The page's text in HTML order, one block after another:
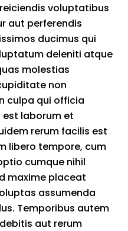
voluptatibus
aut perferendis
ducimus qui
deleniti atque
molestias
non
culpa qui officia
laborum et
rerum facilis est
libero tempore, cum
cumque nihil
maxime placeat
assumenda
Temporibus autem
aut rerum